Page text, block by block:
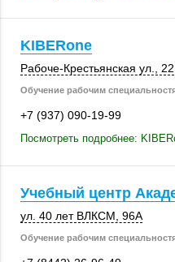
KIBERone
Рабоче-Крестьянская ул., 22
Обучение рабочим
+7 (937) 090-19-99
Посмотреть подробнее:
Учебный центр
ул. 40 лет ВЛКСМ 96А
Обучение рабочим